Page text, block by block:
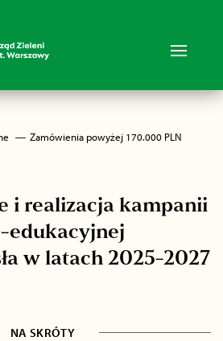
― Zamówienia powyżej 170.000 PLN
i realizacja kampanii
edukacyjnej
w latach 2025-2027
NA SKRÓTY